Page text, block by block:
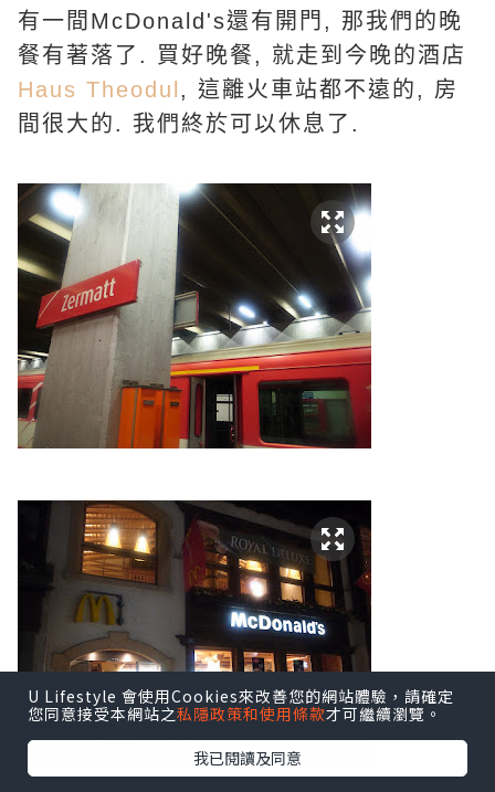
有一間McDonald's還有開門, 那我們的晚
餐有著落了. 買好晚餐, 就走到今晚的酒店
Haus Theodul , 這離火車站都不遠的, 房
間很大的. 我們終於可以休息了.
U Lifestyle 會使用Cookies來改善您的網站體驗，請確定
您同意接受本網站之私隱政策和使用條款才可繼續瀏覽。
我已閱讀及同意